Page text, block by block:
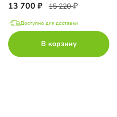
13 700 15 220
Доступно для доставки
В корзину